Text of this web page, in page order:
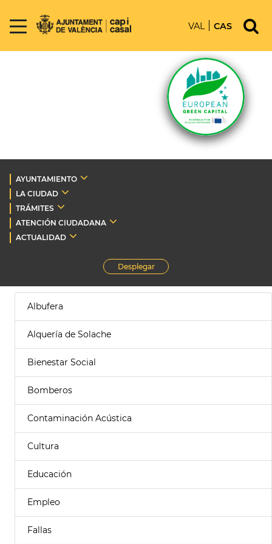
VAL CAS
AYUNTAMIENTO
LA CIUDAD
TRÁMITES
ATENCIÓN CIUDADANA
ACTUALIDAD
Desplegar
Albufera
Alquería de Solache
Bienestar Social
Bomberos
Contaminación Acústica
Cultura
Educación
Empleo
Fallas